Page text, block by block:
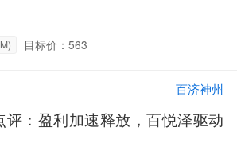
目标价：563
百济神州
评：盈利加速释放，百悦泽驱动